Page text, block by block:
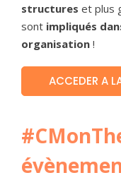
structures et plus
sont impliqués
organisation !
ACCEDER A